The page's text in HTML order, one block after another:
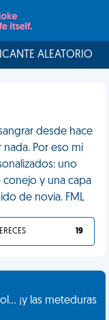
ALEATORIO
desde hace
Por eso mi
uno
y una capa
de novia. FML
19
¡y las meteduras